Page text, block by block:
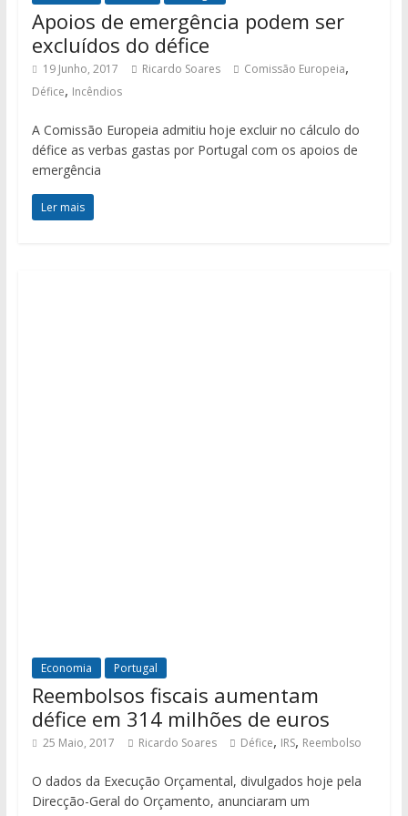
Apoios de emergência podem ser
excluídos do défice
19 Junho, 2017 Ricardo Soares Comissão Europeia,
Défice, Incêndios
A Comissão Europeia admitiu hoje excluir no cálculo do
défice as verbas gastas por Portugal com os apoios de
emergência
Ler mais
Economia Portugal
Reembolsos fiscais aumentam
défice em 314 milhões de euros
25 Maio, 2017 Ricardo Soares Défice, IRS, Reembolso
O dados da Execução Orçamental, divulgados hoje pela
Direcção-Geral do Orçamento, anunciaram um